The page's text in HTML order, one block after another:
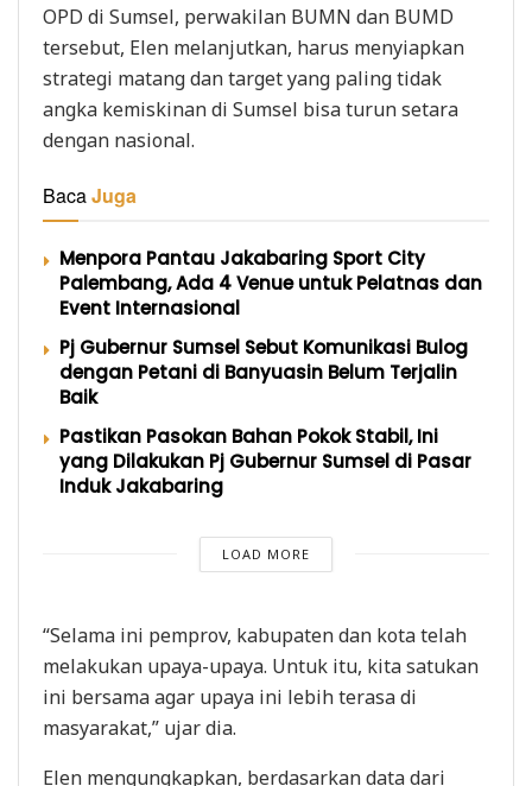
OPD di Sumsel, perwakilan BUMN dan BUMD
tersebut, Elen melanjutkan, harus menyiapkan
strategi matang dan target yang paling tidak
angka kemiskinan di Sumsel bisa turun setara
dengan nasional.
BacaJuga
Menpora Pantau Jakabaring Sport City
Palembang, Ada 4 Venue untuk Pelatnas dan
Event Internasional
Pj Gubernur Sumsel Sebut Komunikasi Bulog
dengan Petani di Banyuasin Belum Terjalin
Baik
Pastikan Pasokan Bahan Pokok Stabil, Ini
yang Dilakukan Pj Gubernur Sumsel di Pasar
Induk Jakabaring
LOAD MORE
“Selama ini pemprov, kabupaten dan kota telah
melakukan upaya-upaya. Untuk itu, kita satukan
ini bersama agar upaya ini lebih terasa di
masyarakat,” ujar dia.
Elen mengungkapkan, berdasarkan data dari